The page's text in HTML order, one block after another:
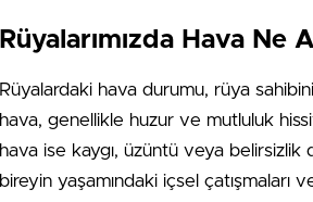
Rüyalarımızda Hava
Rüyalardaki hava durumu, rüya
hava, genellikle huzur ve mutluluk
hava ise kaygı, üzüntü veya belirsizlik
bireyin yaşamındaki içsel çatışmaları